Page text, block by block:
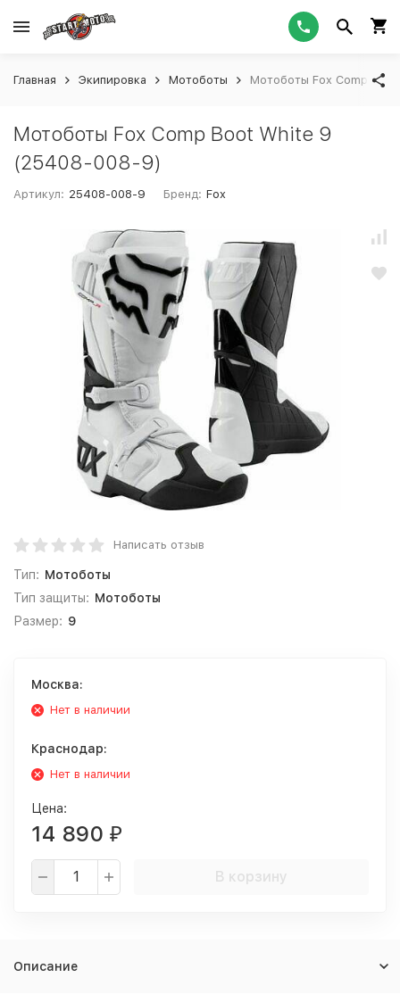
Главная Экипировка Мотоботы Мотоботы Fox Comp
Мотоботы Fox Comp Boot White 9
(25408-008-9)
Артикул: 25408-008-9 Бренд: Fox
Написать отзыв
Тип: Мотоботы
Тип защиты: Мотоботы
Размер: 9
Москва:
Нет в наличии
Краснодар:
Нет в наличии
Цена:
14 890 ₽
В корзину
Описание